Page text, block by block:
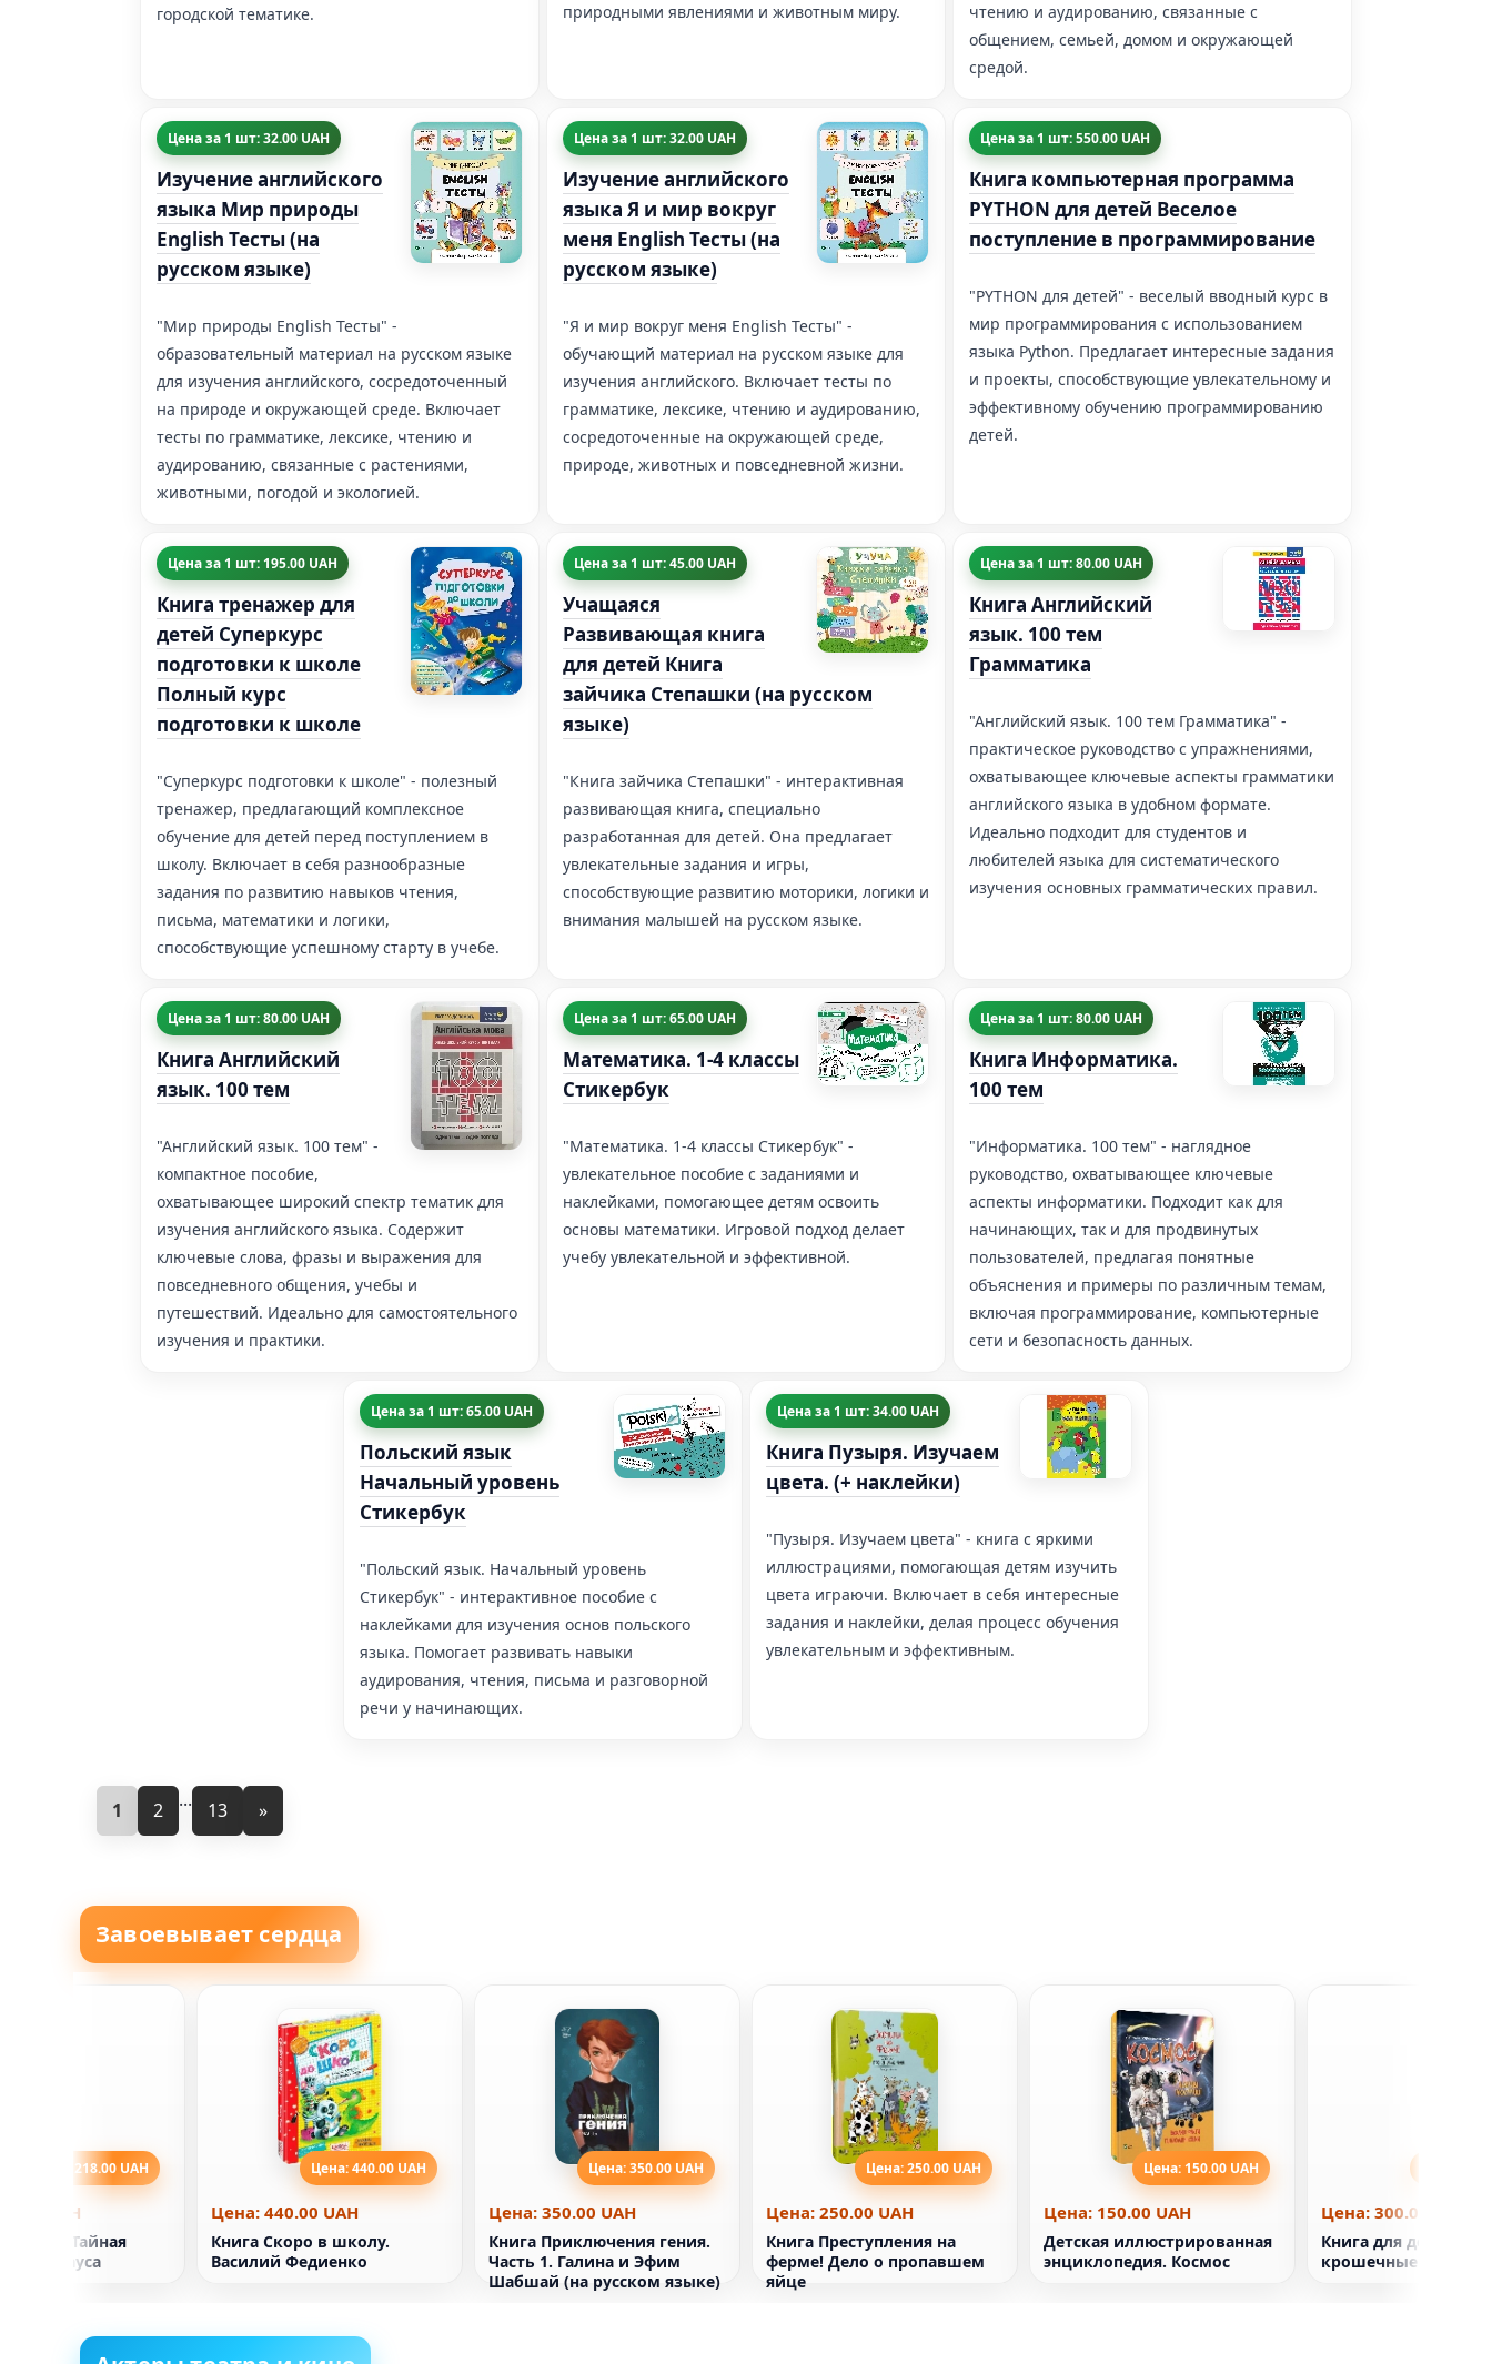
городской тематике.
природными явлениями и животным миру.
чтению и аудированию, связанные с
общением, семьей, домом и окружающей
средой.
Цена за 1 шт: 32.00 UAH
Изучение английского
языка Мир природы
English Тесты (на
русском языке)
"Мир природы English Тесты" -
образовательный материал на русском языке
для изучения английского, сосредоточенный
на природе и окружающей среде. Включает
тесты по грамматике, лексике, чтению и
аудированию, связанные с растениями,
животными, погодой и экологией.
Цена за 1 шт: 32.00 UAH
Изучение английского
языка Я и мир вокруг
меня English Тесты (на
русском языке)
"Я и мир вокруг меня English Тесты" -
обучающий материал на русском языке для
изучения английского. Включает тесты по
грамматике, лексике, чтению и аудированию,
сосредоточенные на окружающей среде,
природе, животных и повседневной жизни.
Цена за 1 шт: 550.00 UAH
Книга компьютерная программа
PYTHON для детей Веселое
поступление в программирование
"PYTHON для детей" - веселый вводный курс в
мир программирования с использованием
языка Python. Предлагает интересные задания
и проекты, способствующие увлекательному и
эффективному обучению программированию
детей.
Цена за 1 шт: 195.00 UAH
Книга тренажер для
детей Суперкурс
подготовки к школе
Полный курс
подготовки к школе
"Суперкурс подготовки к школе" - полезный
тренажер, предлагающий комплексное
обучение для детей перед поступлением в
школу. Включает в себя разнообразные
задания по развитию навыков чтения,
письма, математики и логики,
способствующие успешному старту в учебе.
Цена за 1 шт: 45.00 UAH
Учащаяся
Развивающая книга
для детей Книга
зайчика Степашки (на русском
языке)
"Книга зайчика Степашки" - интерактивная
развивающая книга, специально
разработанная для детей. Она предлагает
увлекательные задания и игры,
способствующие развитию моторики, логики и
внимания малышей на русском языке.
Цена за 1 шт: 80.00 UAH
Книга Английский
язык. 100 тем
Грамматика
"Английский язык. 100 тем Грамматика" -
практическое руководство с упражнениями,
охватывающее ключевые аспекты грамматики
английского языка в удобном формате.
Идеально подходит для студентов и
любителей языка для систематического
изучения основных грамматических правил.
Цена за 1 шт: 80.00 UAH
Книга Английский
язык. 100 тем
"Английский язык. 100 тем" -
компактное пособие,
охватывающее широкий спектр тематик для
изучения английского языка. Содержит
ключевые слова, фразы и выражения для
повседневного общения, учебы и
путешествий. Идеально для самостоятельного
изучения и практики.
Цена за 1 шт: 65.00 UAH
Математика. 1-4 классы
Стикербук
"Математика. 1-4 классы Стикербук" -
увлекательное пособие с заданиями и
наклейками, помогающее детям освоить
основы математики. Игровой подход делает
учебу увлекательной и эффективной.
Цена за 1 шт: 80.00 UAH
Книга Информатика.
100 тем
"Информатика. 100 тем" - наглядное
руководство, охватывающее ключевые
аспекты информатики. Подходит как для
начинающих, так и для продвинутых
пользователей, предлагая понятные
объяснения и примеры по различным темам,
включая программирование, компьютерные
сети и безопасность данных.
Цена за 1 шт: 65.00 UAH
Польский язык
Начальный уровень
Стикербук
"Польский язык. Начальный уровень
Стикербук" - интерактивное пособие с
наклейками для изучения основ польского
языка. Помогает развивать навыки
аудирования, чтения, письма и разговорной
речи у начинающих.
Цена за 1 шт: 34.00 UAH
Книга Пузыря. Изучаем
цвета. (+ наклейки)
"Пузыря. Изучаем цвета" - книга с яркими
иллюстрациями, помогающая детям изучить
цвета играючи. Включает в себя интересные
задания и наклейки, делая процесс обучения
увлекательным и эффективным.
1 2 ... 13 »
Завоевывает сердца
Цена: 218.00 UAH
UAH
детей Тайная
Клауса
Цена: 440.00 UAH
Цена: 440.00 UAH
Книга Скоро в школу.
Василий Федиенко
Цена: 350.00 UAH
Цена: 350.00 UAH
Книга Приключения гения.
Часть 1. Галина и Эфим
Шабшай (на русском языке)
Цена: 250.00 UAH
Цена: 250.00 UAH
Книга Преступления на
ферме! Дело о пропавшем
яйце
Цена: 150.00 UAH
Цена: 150.00 UAH
Детская иллюстрированная
энциклопедия. Космос
Цена: 300.00 UAH
Книга для детей
крошечные